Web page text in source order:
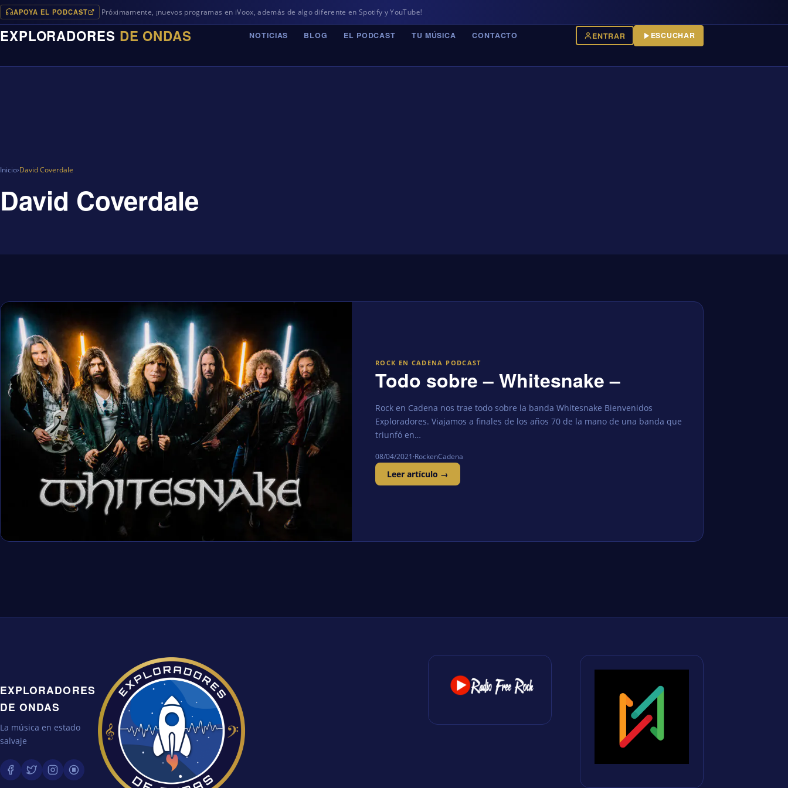
APOYA EL PODCASTPróximamente, ¡nuevos programas en iVoox, además de algo diferente en Spotify y YouTube!
EXPLORADORES DE ONDAS NOTICIAS BLOG EL PODCAST TU MÚSICA CONTACTO ENTRAR ESCUCHAR
Inicio›David Coverdale
David Coverdale
ROCK EN CADENA PODCAST
Todo sobre – Whitesnake –
Rock en Cadena nos trae todo sobre la banda Whitesnake Bienvenidos
Exploradores. Viajamos a finales de los años 70 de la mano de una banda que
triunfó en…
08/04/2021·RockenCadena
Leer artículo →
EXPLORADORES
DE ONDAS
La música en estado
salvaje